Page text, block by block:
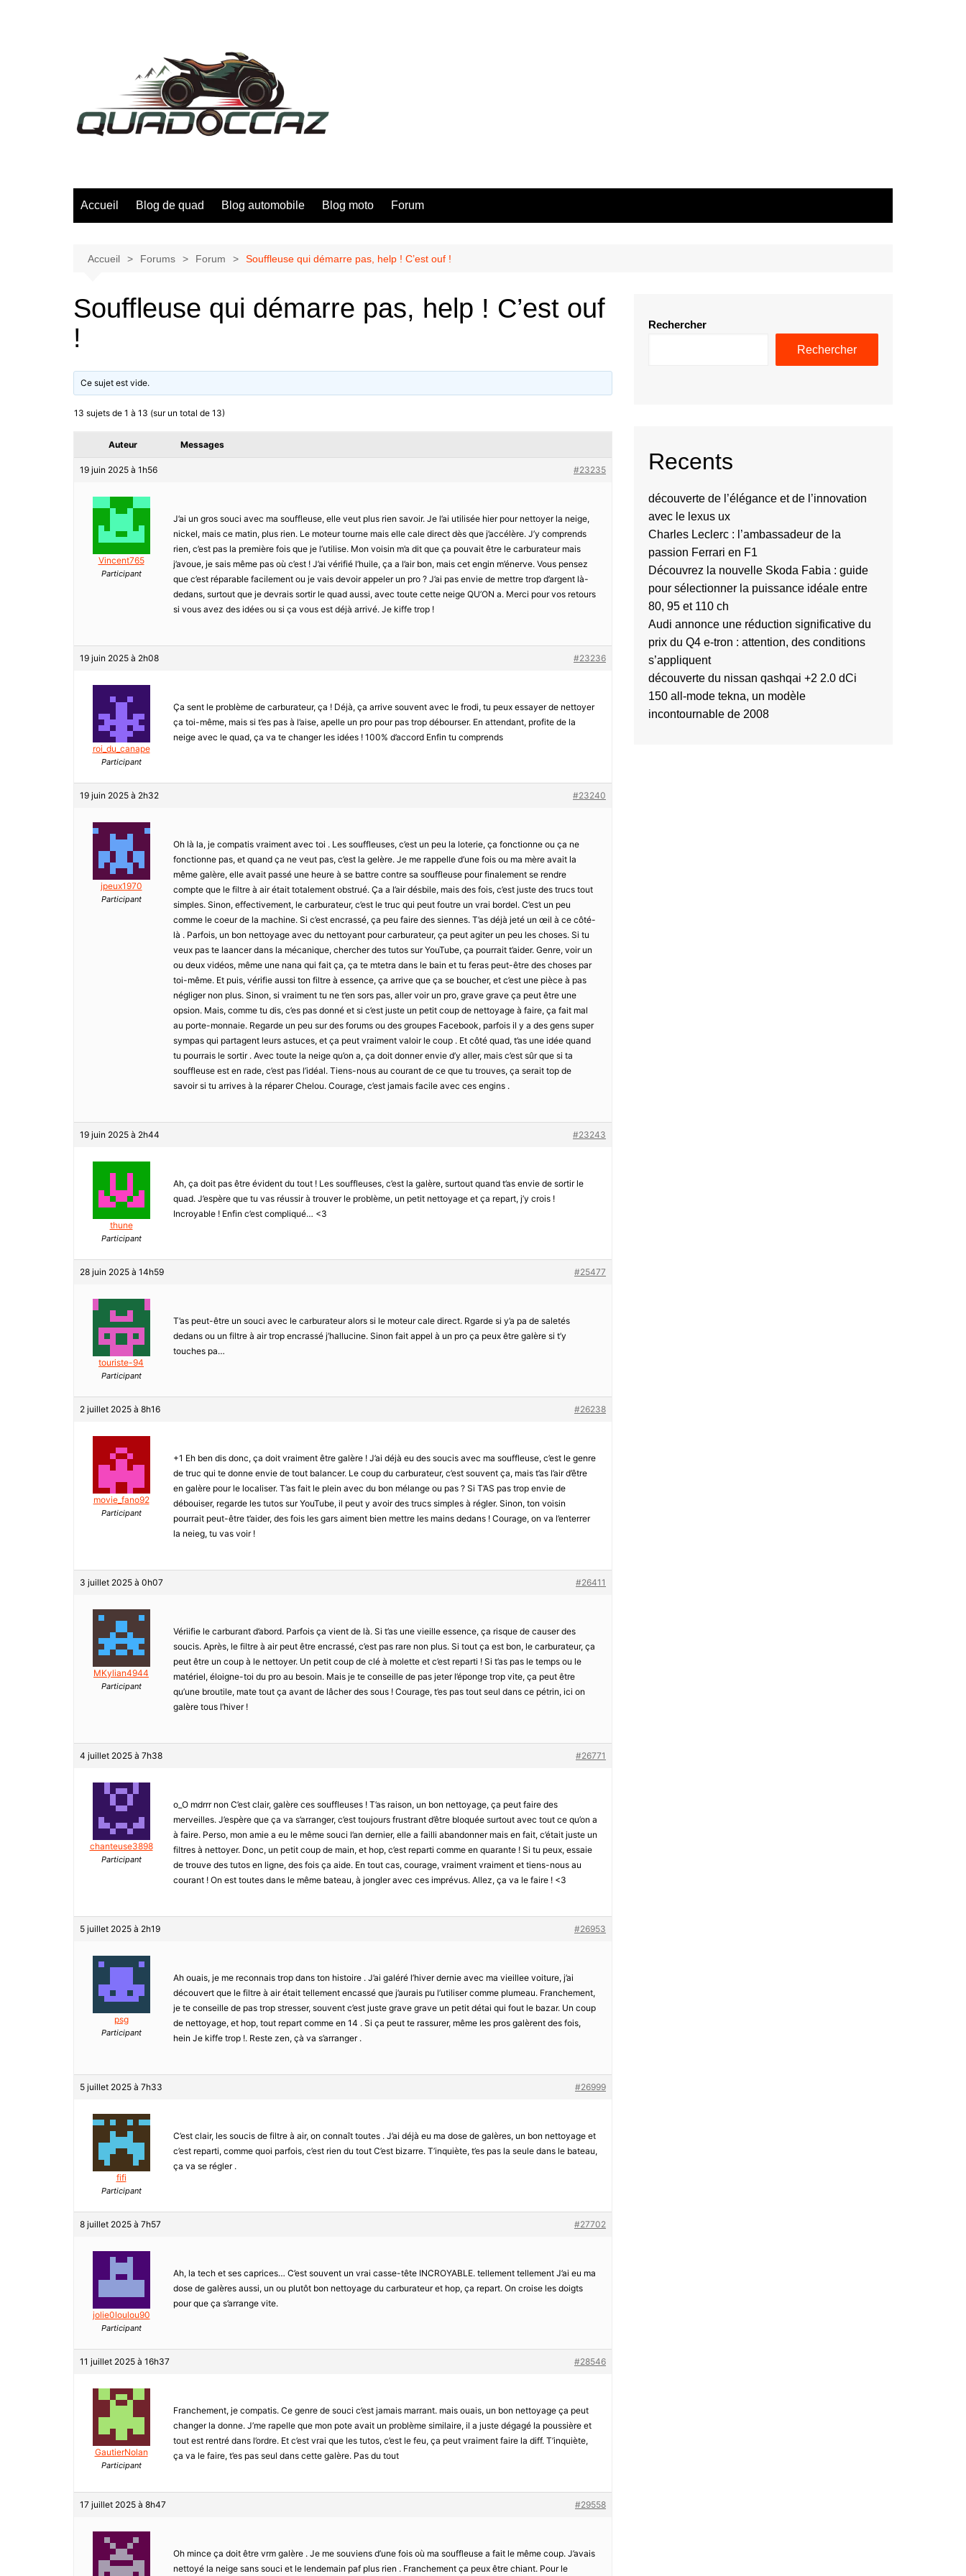
Accueil Blog de quad Blog automobile Blog moto Forum
Accueil Forums Forum Souffleuse qui démarre pas, help ! C’est ouf !
Souffleuse qui démarre pas, help ! C’est ouf
!
Ce sujet est vide.
13 sujets de 1 à 13 (sur un total de 13)
Auteur Messages
19 juin 2025 à 1h56 #23235
Vincent765
Participant
J’ai un gros souci avec ma souffleuse, elle veut plus rien savoir. Je l’ai utilisée hier pour nettoyer la neige,
nickel, mais ce matin, plus rien. Le moteur tourne mais elle cale direct dès que j’accélère. J’y comprends
rien, c’est pas la première fois que je l’utilise. Mon voisin m’a dit que ça pouvait être le carburateur mais
j’avoue, je sais même pas où c’est ! J’ai vérifié l’huile, ça a l’air bon, mais cet engin m’énerve. Vous pensez
que c’est réparable facilement ou je vais devoir appeler un pro ? J’ai pas envie de mettre trop d’argent là-
dedans, surtout que je devrais sortir le quad aussi, avec toute cette neige QU’ON a. Merci pour vos retours
si vous avez des idées ou si ça vous est déjà arrivé. Je kiffe trop !
19 juin 2025 à 2h08 #23236
roi_du_canape
Participant
Ça sent le problème de carburateur, ça ! Déjà, ça arrive souvent avec le frodi, tu peux essayer de nettoyer
ça toi-même, mais si t’es pas à l’aise, apelle un pro pour pas trop débourser. En attendant, profite de la
neige avec le quad, ça va te changer les idées ! 100% d’accord Enfin tu comprends
19 juin 2025 à 2h32 #23240
jpeux1970
Participant
Oh là la, je compatis vraiment avec toi . Les souffleuses, c’est un peu la loterie, ça fonctionne ou ça ne
fonctionne pas, et quand ça ne veut pas, c’est la gelère. Je me rappelle d’une fois ou ma mère avait la
même galère, elle avait passé une heure à se battre contre sa souffleuse pour finalement se rendre
compte que le filtre à air était totalement obstrué. Ça a l’air désbile, mais des fois, c’est juste des trucs tout
simples. Sinon, effectivement, le carburateur, c’est le truc qui peut foutre un vrai bordel. C’est un peu
comme le coeur de la machine. Si c’est encrassé, ça peu faire des siennes. T’as déjà jeté un œil à ce côté-
là . Parfois, un bon nettoyage avec du nettoyant pour carburateur, ça peut agiter un peu les choses. Si tu
veux pas te laancer dans la mécanique, chercher des tutos sur YouTube, ça pourrait t’aider. Genre, voir un
ou deux vidéos, même une nana qui fait ça, ça te mtetra dans le bain et tu feras peut-être des choses par
toi-même. Et puis, vérifie aussi ton filtre à essence, ça arrive que ça se boucher, et c’est une pièce à pas
négliger non plus. Sinon, si vraiment tu ne t’en sors pas, aller voir un pro, grave grave ça peut être une
opsion. Mais, comme tu dis, c’es pas donné et si c’est juste un petit coup de nettoyage à faire, ça fait mal
au porte-monnaie. Regarde un peu sur des forums ou des groupes Facebook, parfois il y a des gens super
sympas qui partagent leurs astuces, et ça peut vraiment valoir le coup . Et côté quad, t’as une idée quand
tu pourrais le sortir . Avec toute la neige qu’on a, ça doit donner envie d’y aller, mais c’est sûr que si ta
souffleuse est en rade, c’est pas l’idéal. Tiens-nous au courant de ce que tu trouves, ça serait top de
savoir si tu arrives à la réparer Chelou. Courage, c’est jamais facile avec ces engins .
19 juin 2025 à 2h44 #23243
thune
Participant
Ah, ça doit pas être évident du tout ! Les souffleuses, c’est la galère, surtout quand t’as envie de sortir le
quad. J’espère que tu vas réussir à trouver le problème, un petit nettoyage et ça repart, j’y crois !
Incroyable ! Enfin c’est compliqué… <3
28 juin 2025 à 14h59 #25477
touriste-94
Participant
T’as peut-être un souci avec le carburateur alors si le moteur cale direct. Rgarde si y’a pa de saletés
dedans ou un filtre à air trop encrassé j’hallucine. Sinon fait appel à un pro ça peux être galère si t’y
touches pa…
2 juillet 2025 à 8h16 #26238
movie_fano92
Participant
+1 Eh ben dis donc, ça doit vraiment être galère ! J’ai déjà eu des soucis avec ma souffleuse, c’est le genre
de truc qui te donne envie de tout balancer. Le coup du carburateur, c’est souvent ça, mais t’as l’air d’être
en galère pour le localiser. T’as fait le plein avec du bon mélange ou pas ? Si T’AS pas trop envie de
débouiser, regarde les tutos sur YouTube, il peut y avoir des trucs simples à régler. Sinon, ton voisin
pourrait peut-être t’aider, des fois les gars aiment bien mettre les mains dedans ! Courage, on va l’enterrer
la neieg, tu vas voir !
3 juillet 2025 à 0h07 #26411
MKylian4944
Participant
Vériifie le carburant d’abord. Parfois ça vient de là. Si t’as une vieille essence, ça risque de causer des
soucis. Après, le filtre à air peut être encrassé, c’est pas rare non plus. Si tout ça est bon, le carburateur, ça
peut être un coup à le nettoyer. Un petit coup de clé à molette et c’est reparti ! Si t’as pas le temps ou le
matériel, éloigne-toi du pro au besoin. Mais je te conseille de pas jeter l’éponge trop vite, ça peut être
qu’une broutile, mate tout ça avant de lâcher des sous ! Courage, t’es pas tout seul dans ce pétrin, ici on
galère tous l’hiver !
4 juillet 2025 à 7h38 #26771
chanteuse3898
Participant
o_O mdrrr non C’est clair, galère ces souffleuses ! T’as raison, un bon nettoyage, ça peut faire des
merveilles. J’espère que ça va s’arranger, c’est toujours frustrant d’être bloquée surtout avec tout ce qu’on a
à faire. Perso, mon amie a eu le même souci l’an dernier, elle a failli abandonner mais en fait, c’était juste un
filtres à nettoyer. Donc, un petit coup de main, et hop, c’est reparti comme en quarante ! Si tu peux, essaie
de trouve des tutos en ligne, des fois ça aide. En tout cas, courage, vraiment vraiment et tiens-nous au
courant ! On est toutes dans le même bateau, à jongler avec ces imprévus. Allez, ça va le faire ! <3
5 juillet 2025 à 2h19 #26953
psg
Participant
Ah ouais, je me reconnais trop dans ton histoire . J’ai galéré l’hiver dernie avec ma vieillee voiture, j’ai
découvert que le filtre à air était tellement encassé que j’aurais pu l’utiliser comme plumeau. Franchement,
je te conseille de pas trop stresser, souvent c’est juste grave grave un petit détai qui fout le bazar. Un coup
de nettoyage, et hop, tout repart comme en 14 . Si ça peut te rassurer, même les pros galèrent des fois,
hein Je kiffe trop !. Reste zen, çà va s’arranger .
5 juillet 2025 à 7h33 #26999
fifi
Participant
C’est clair, les soucis de filtre à air, on connaît toutes . J’ai déjà eu ma dose de galères, un bon nettoyage et
c’est reparti, comme quoi parfois, c’est rien du tout C’est bizarre. T’inquiète, t’es pas la seule dans le bateau,
ça va se régler .
8 juillet 2025 à 7h57 #27702
jolie0loulou90
Participant
Ah, la tech et ses caprices… C’est souvent un vrai casse-tête INCROYABLE. tellement tellement J’ai eu ma
dose de galères aussi, un ou plutôt bon nettoyage du carburateur et hop, ça repart. On croise les doigts
pour que ça s’arrange vite.
11 juillet 2025 à 16h37 #28546
GautierNolan
Participant
Franchement, je compatis. Ce genre de souci c’est jamais marrant. mais ouais, un bon nettoyage ça peut
changer la donne. J’me rapelle que mon pote avait un problème similaire, il a juste dégagé la poussière et
tout est rentré dans l’ordre. Et c’est vrai que les tutos, c’est le feu, ça peut vraiment faire la diff. T’inquiète,
ça va le faire, t’es pas seul dans cette galère. Pas du tout
17 juillet 2025 à 8h47 #29558
Oh mince ça doit être vrm galère . Je me souviens d’une fois où ma souffleuse a fait le même coup. J’avais
nettoyé la neige sans souci et le lendemain paf plus rien . Franchement ça peux être chiant. Pour le
Rechercher
Rechercher
Recents
découverte de l’élégance et de l’innovation
avec le lexus ux
Charles Leclerc : l’ambassadeur de la
passion Ferrari en F1
Découvrez la nouvelle Skoda Fabia : guide
pour sélectionner la puissance idéale entre
80, 95 et 110 ch
Audi annonce une réduction significative du
prix du Q4 e-tron : attention, des conditions
s’appliquent
découverte du nissan qashqai +2 2.0 dCi
150 all-mode tekna, un modèle
incontournable de 2008